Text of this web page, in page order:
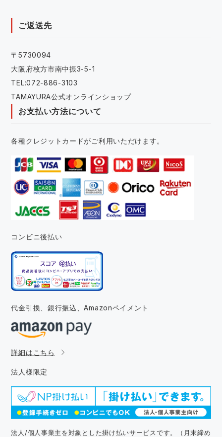
ご返送先
〒5730094
大阪府枚方市南中振3-5-1
TEL:072-886-3103
TAMAYURA公式オンラインショップ
お支払い方法について
各種クレジットカードがご利用いただけます。
コンビニ後払い
代金引換、銀行振込、Amazonペイメント
詳細はこちら
法人様限定
法人/個人事業主を対象とした掛け払いサービスです。（月末締め